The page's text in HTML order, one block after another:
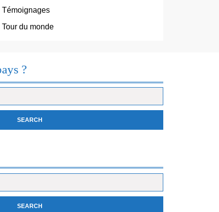
Témoignages
Tour du monde
?